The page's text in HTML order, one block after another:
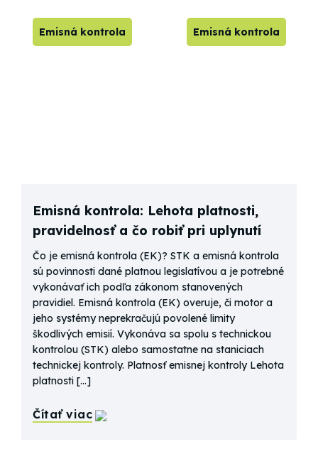
Emisná kontrola Emisná kontrola
Emisná kontrola: Lehota platnosti,
pravidelnosť a čo robiť pri uplynutí
Čo je emisná kontrola (EK)? STK a emisná kontrola
sú povinnosti dané platnou legislatívou a je potrebné
vykonávať ich podľa zákonom stanovených
pravidiel. Emisná kontrola (EK) overuje, či motor a
jeho systémy neprekračujú povolené limity
škodlivých emisií. Vykonáva sa spolu s technickou
kontrolou (STK) alebo samostatne na staniciach
technickej kontroly. Platnosť emisnej kontroly Lehota
platnosti […]
Čítať viac